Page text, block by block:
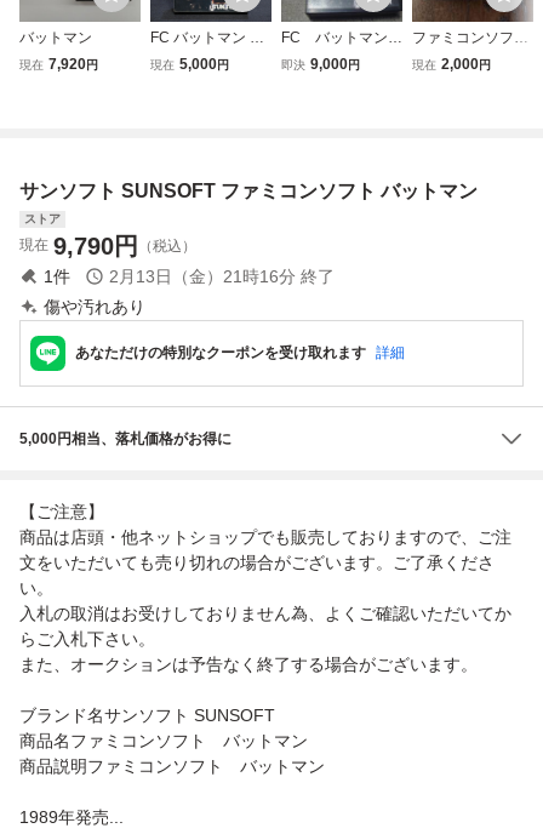
バットマン
現在 7,920円
FC バットマン BA
TMAN ファミコン
現在 5,000円
FC バットマン
箱説付
即決 9,000円
ファミコンソフト
☆バットマン
現在 2,000円
サンソフト SUNSOFT ファミコンソフト バットマン
ストア
現在 9,790円 （税込）
1件 2月13日（金）21時16分 終了
傷や汚れあり
あなただけの特別なクーポンを受け取れます 詳細
5,000円相当、落札価格がお得に
【ご注意】
商品は店頭・他ネットショップでも販売しておりますので、ご注
文をいただいても売り切れの場合がございます。ご了承くださ
い。
入札の取消はお受けしておりません為、よくご確認いただいてか
らご入札下さい。
また、オークションは予告なく終了する場合がございます。
ブランド名サンソフト SUNSOFT
商品名ファミコンソフト バットマン
商品説明ファミコンソフト バットマン
1989年発売...